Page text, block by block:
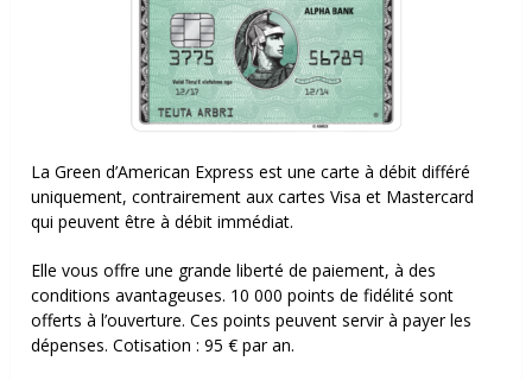
La Green d’American Express est une carte à débit différé
uniquement, contrairement aux cartes Visa et Mastercard
qui peuvent être à débit immédiat.
Elle vous offre une grande liberté de paiement, à des
conditions avantageuses. 10 000 points de fidélité sont
offerts à l’ouverture. Ces points peuvent servir à payer les
dépenses. Cotisation : 95 € par an.